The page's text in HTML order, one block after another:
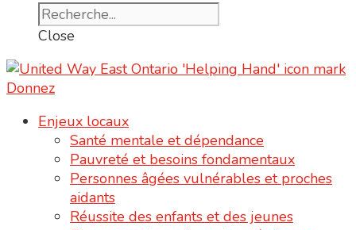
Close
Donnez
Enjeux locaux
Santé mentale et dépendance
Pauvreté et besoins fondamentaux
Personnes âgées vulnérables et proches
aidants
Réussite des enfants et des jeunes